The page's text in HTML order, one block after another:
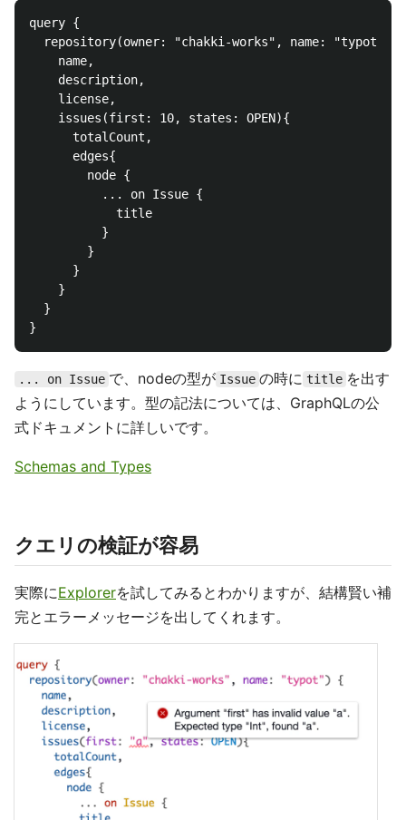
query {
repository(owner: "chakki-works", name: "typot")
    name,
    description,
    license,
    issues(first: 10, states: OPEN){
      totalCount,
      edges{
        node {
          ... on Issue {
            title
        }
      }
    }
  }
... on Issue で、nodeの型が Issue の時に title を出す
ようにしています。型の記法については、GraphQLの公
式ドキュメントに詳しいです。
Schemas and Types
クエリの検証が容易
実際にExplorerを試してみるとわかりますが、結構賢い補
完とエラーメッセージを出してくれます。